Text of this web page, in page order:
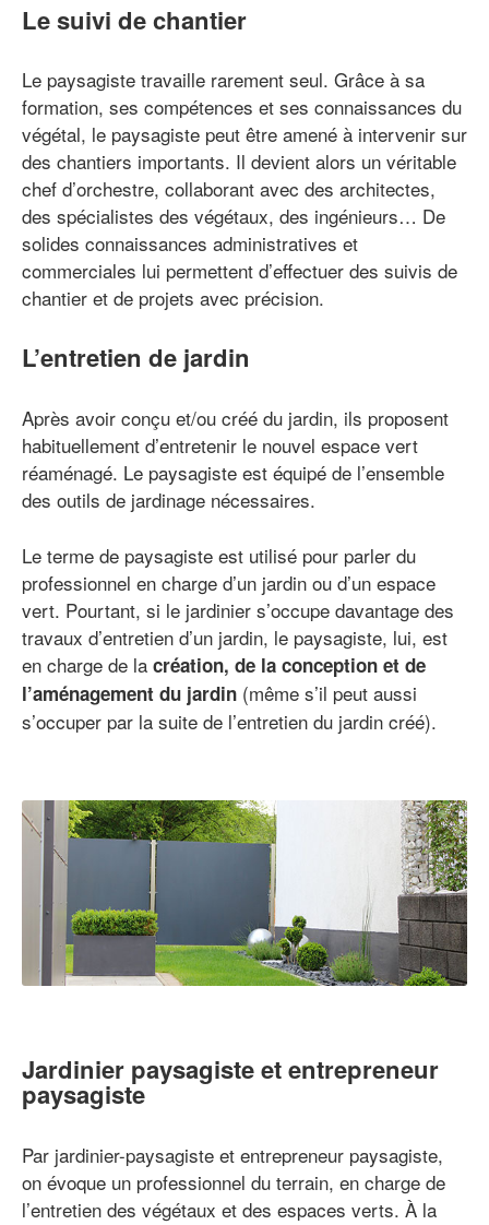
Le suivi de chantier
Le paysagiste travaille rarement seul. Grâce à sa
formation, ses compétences et ses connaissances du
végétal, le paysagiste peut être amené à intervenir sur
des chantiers importants. Il devient alors un véritable
chef d’orchestre, collaborant avec des architectes,
des spécialistes des végétaux, des ingénieurs… De
solides connaissances administratives et
commerciales lui permettent d’effectuer des suivis de
chantier et de projets avec précision.
L’entretien de jardin
Après avoir conçu et/ou créé du jardin, ils proposent
habituellement d’entretenir le nouvel espace vert
réaménagé. Le paysagiste est équipé de l’ensemble
des outils de jardinage nécessaires.
Le terme de paysagiste est utilisé pour parler du
professionnel en charge d’un jardin ou d’un espace
vert. Pourtant, si le jardinier s’occupe davantage des
travaux d’entretien d’un jardin, le paysagiste, lui, est
en charge de la création, de la conception et de
l’aménagement du jardin (même s’il peut aussi
s’occuper par la suite de l’entretien du jardin créé).
Jardinier paysagiste et entrepreneur
paysagiste
Par jardinier-paysagiste et entrepreneur paysagiste,
on évoque un professionnel du terrain, en charge de
l’entretien des végétaux et des espaces verts. À la